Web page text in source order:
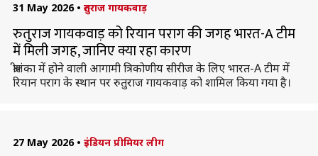
31 May 2026 • रुतुराज गायकवाड़
रुतुराज गायकवाड़ को रियान पराग की जगह भारत-A टीम
में मिली जगह, जानिए क्या रहा कारण
श्रीलंका में होने वाली आगामी त्रिकोणीय सीरीज के लिए भारत-A टीम में
रियान पराग के स्थान पर रुतुराज गायकवाड़ को शामिल किया गया है।
27 May 2026 • इंडियन प्रीमियर लीग